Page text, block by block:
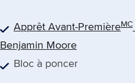
Apprêt Avant-PremièreMC
Benjamin Moore
Bloc à poncer